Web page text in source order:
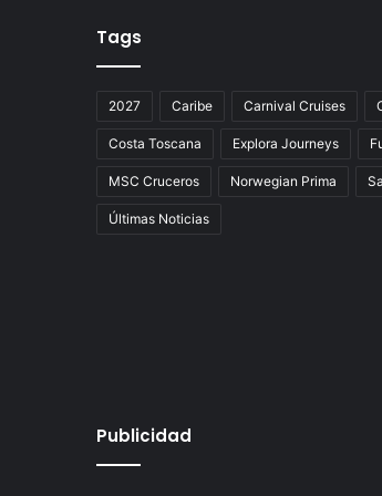
Tags
2027 Caribe Carnival Cruises
Costa Toscana Explora Journeys
MSC Cruceros Norwegian Prima
Últimas Noticias
Publicidad